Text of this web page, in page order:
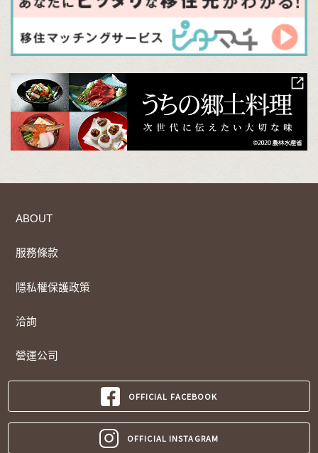
ABOUT
服務條款
隱私權保護政策
洽詢
營運公司
OFFICIAL FACEBOOK
OFFICIAL INSTAGRAM